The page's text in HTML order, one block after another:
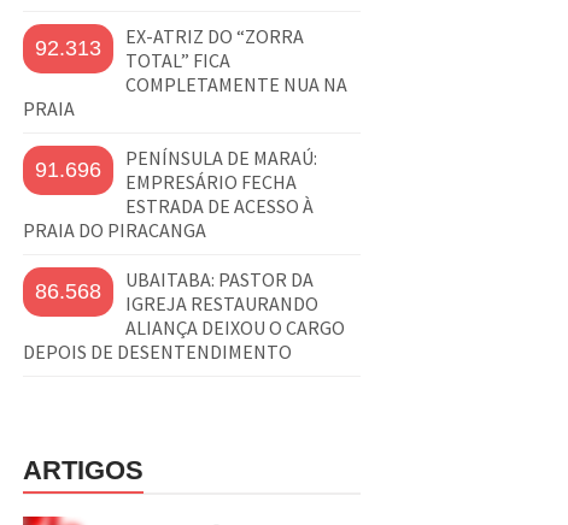
92.313
EX-ATRIZ DO “ZORRA
TOTAL” FICA
COMPLETAMENTE NUA NA
PRAIA
91.696
PENÍNSULA DE MARAÚ:
EMPRESÁRIO FECHA
ESTRADA DE ACESSO À
PRAIA DO PIRACANGA
86.568
UBAITABA: PASTOR DA
IGREJA RESTAURANDO
ALIANÇA DEIXOU O CARGO
DEPOIS DE DESENTENDIMENTO
ARTIGOS